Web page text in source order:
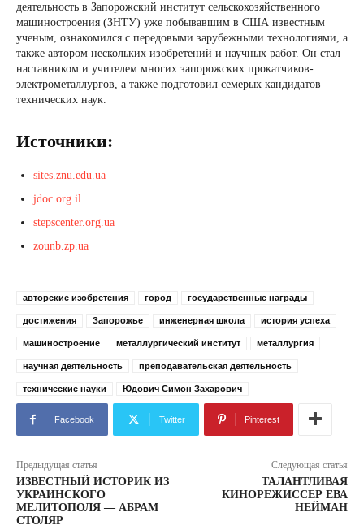
деятельность в Запорожский институт сельскохозяйственного
машиностроения (ЗНТУ) уже побывавшим в США известным
ученым, ознакомился с передовыми зарубежными технологиями, а
также автором нескольких изобретений и научных работ. Он стал
наставником и учителем многих запорожских прокатчиков-
электрометаллургов, а также подготовил семерых кандидатов
технических наук.
Источники:
sites.znu.edu.ua
jdoc.org.il
stepscenter.org.ua
zounb.zp.ua
авторские изобретения город государственные награды
достижения Запорожье инженерная школа история успеха
машиностроение металлургический институт металлургия
научная деятельность преподавательская деятельность
технические науки Юдович Симон Захарович
Facebook Twitter Pinterest
Предыдущая статья
ИЗВЕСТНЫЙ ИСТОРИК ИЗ
УКРАИНСКОГО
МЕЛИТОПОЛЯ — АБРАМ
СТОЛЯР
Следующая статья
ТАЛАНТЛИВАЯ
КИНОРЕЖИССЕР ЕВА
НЕЙМАН